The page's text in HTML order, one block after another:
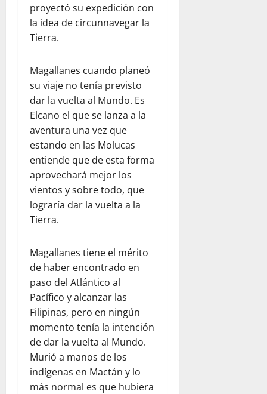
proyectó su expedición con
la idea de circunnavegar la
Tierra.
Magallanes cuando planeó
su viaje no tenía previsto
dar la vuelta al Mundo. Es
Elcano el que se lanza a la
aventura una vez que
estando en las Molucas
entiende que de esta forma
aprovechará mejor los
vientos y sobre todo, que
lograría dar la vuelta a la
Tierra.
Magallanes tiene el mérito
de haber encontrado en
paso del Atlántico al
Pacífico y alcanzar las
Filipinas, pero en ningún
momento tenía la intención
de dar la vuelta al Mundo.
Murió a manos de los
indígenas en Mactán y lo
más normal es que hubiera